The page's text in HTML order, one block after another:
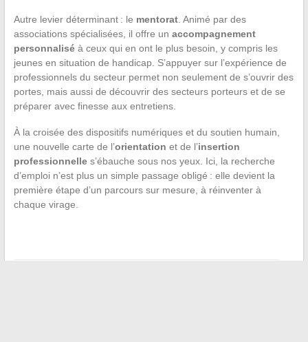
Autre levier déterminant : le mentorat. Animé par des
associations spécialisées, il offre un accompagnement
personnaliséà ceux qui en ont le plus besoin, y compris les
jeunes en situation de handicap. S’appuyer sur l’expérience de
professionnels du secteur permet non seulement de s’ouvrir des
portes, mais aussi de découvrir des secteurs porteurs et de se
préparer avec finesse aux entretiens.
À la croisée des dispositifs numériques et du soutien humain,
une nouvelle carte de l’orientation et de l’insertion
professionnelles’ébauche sous nos yeux. Ici, la recherche
d’emploi n’est plus un simple passage obligé : elle devient la
première étape d’un parcours sur mesure, à réinventer à
chaque virage.